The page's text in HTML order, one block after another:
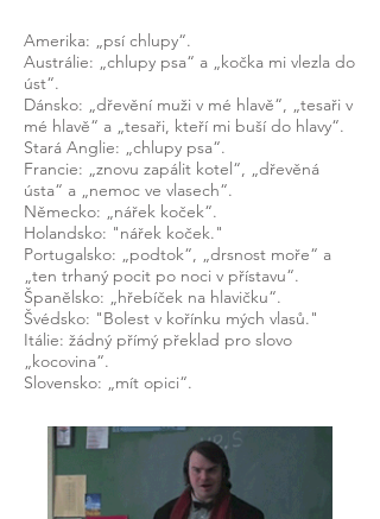
Amerika: „psí chlupy“.
Austrálie: „chlupy psa“ a „kočka mi vlezla do
úst“.
Dánsko: „dřevění muži v mé hlavě“, „tesaři v
mé hlavě“ a „tesaři, kteří mi buší do hlavy“.
Stará Anglie: „chlupy psa“.
Francie: „znovu zapálit kotel“, „dřevěná
ústa“ a „nemoc ve vlasech“.
Německo: „nářek koček“.
Holandsko: "nářek koček."
Portugalsko: „podtok“, „drsnost moře“ a
„ten trhaný pocit po noci v přístavu“.
Španělsko: „hřebíček na hlavičku“.
Švédsko: "Bolest v kořínku mých vlasů."
Itálie: žádný přímý překlad pro slovo
„kocovina“.
Slovensko: „mít opici“.